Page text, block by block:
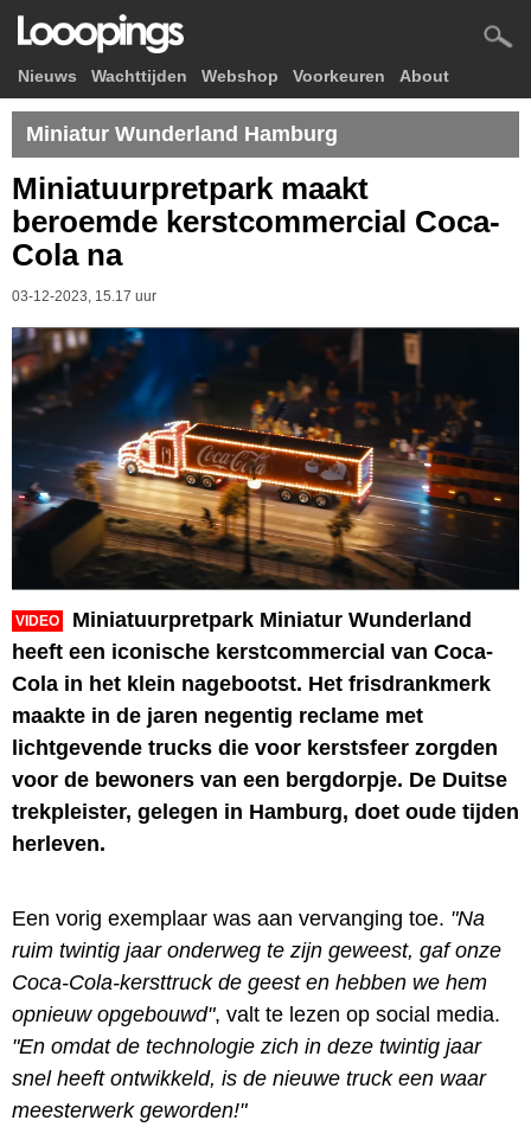
Nieuws Wachttijden Webshop Voorkeuren About
Miniatur Wunderland Hamburg
Miniatuurpretpark maakt
beroemde kerstcommercial Coca-
Cola na
03-12-2023, 15.17 uur
VIDEO
Miniatuurpretpark Miniatur Wunderland
heeft een iconische kerstcommercial van Coca-
Cola in het klein nagebootst. Het frisdrankmerk
maakte in de jaren negentig reclame met
lichtgevende trucks die voor kerstsfeer zorgden
voor de bewoners van een bergdorpje. De Duitse
trekpleister, gelegen in Hamburg, doet oude tijden
herleven.
Een vorig exemplaar was aan vervanging toe. "Na
ruim twintig jaar onderweg te zijn geweest, gaf onze
Coca-Cola-kersttruck de geest en hebben we hem
opnieuw opgebouwd", valt te lezen op social media.
"En omdat de technologie zich in deze twintig jaar
snel heeft ontwikkeld, is de nieuwe truck een waar
meesterwerk geworden!"